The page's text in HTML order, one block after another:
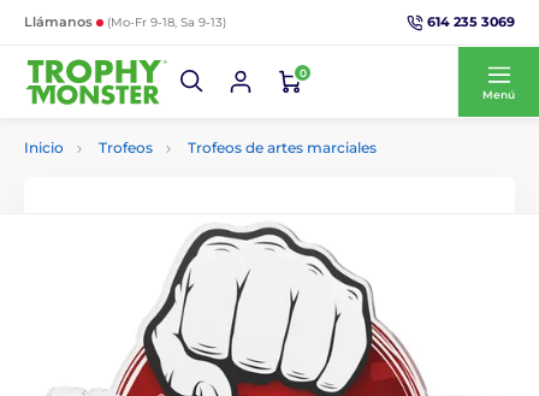
Llámanos (Mo-Fr 9-18, Sa 9-13) 614 235 3069
0
Menú
Inicio Trofeos Trofeos de artes marciales